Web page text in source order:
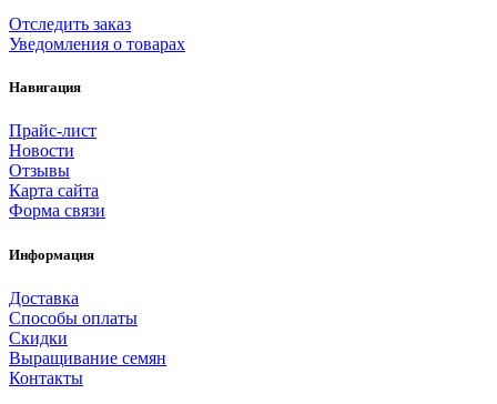
Отследить заказ
Уведомления о товарах
Навигация
Прайс-лист
Новости
Отзывы
Карта сайта
Форма связи
Информация
Доставка
Способы оплаты
Скидки
Выращивание семян
Контакты